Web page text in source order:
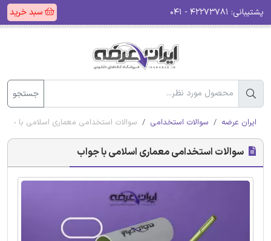
پشتیبانی: سبد خرید
جستجو
ایران عرضه سوالات استخدامی سوالات استخدامی معماری اسلامی با
سوالات استخدامی معماری اسلامی با جواب